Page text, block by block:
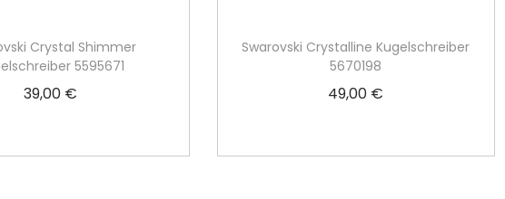
Crystal Shimmer
5595671
39,00 €
Swarovski Crystalline Kugelschreiber
5670198
49,00 €